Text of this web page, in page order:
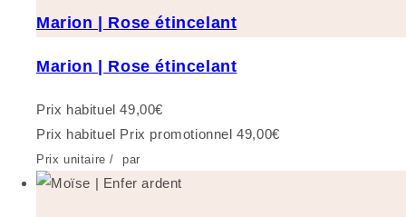
Marion | Rose étincelant
Marion | Rose étincelant
Prix habituel 49,00€
Prix habituel Prix promotionnel 49,00€
Prix unitaire / par